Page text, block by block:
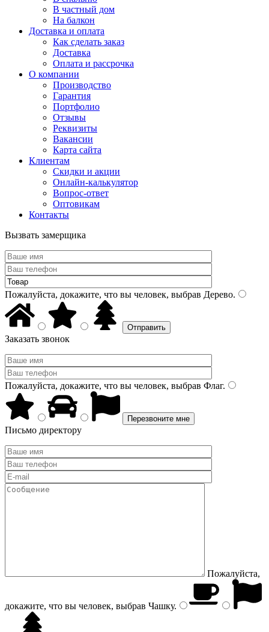
В частный дом
На балкон
Доставка и оплата
Как сделать заказ
Доставка
Оплата и рассрочка
О компании
Производство
Гарантия
Портфолио
Отзывы
Реквизиты
Вакансии
Карта сайта
Клиентам
Скидки и акции
Онлайн-калькулятор
Вопрос-ответ
Оптовикам
Контакты
Вызвать замерщика
Пожалуйста, докажите, что вы человек, выбрав Дерево.
Заказать звонок
Пожалуйста, докажите, что вы человек, выбрав Флаг.
Письмо директору
Пожалуйста,
докажите, что вы человек, выбрав Чашку.